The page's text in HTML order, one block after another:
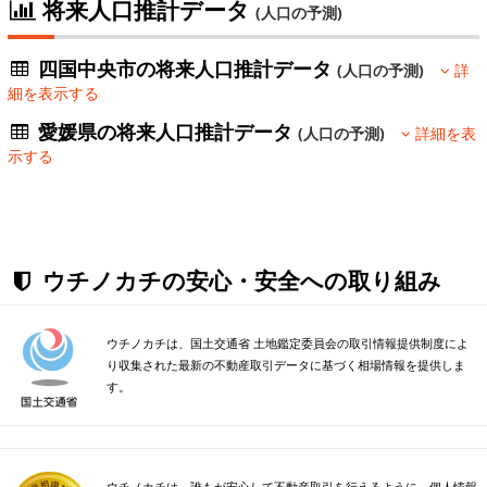
将来人口推計データ (人口の予測)
四国中央市の将来人口推計データ(人口の予測)
詳
細を表示する
愛媛県の将来人口推計データ(人口の予測)
詳細を表
示する
ウチノカチの安心・安全への取り組み
ウチノカチは、国土交通省 土地鑑定委員会の取引情報提供制度によ
り収集された最新の不動産取引データに基づく相場情報を提供しま
す。